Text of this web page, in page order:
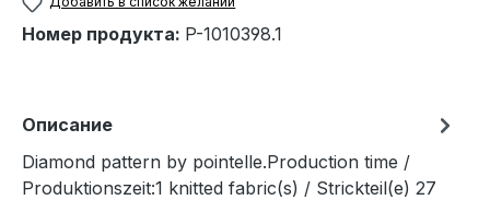
Номер продукта: P-1010398.1
Описание
Diamond pattern by pointelle.Production time /
Produktionszeit:1 knitted fabric(s) / Strickteil(e) 27